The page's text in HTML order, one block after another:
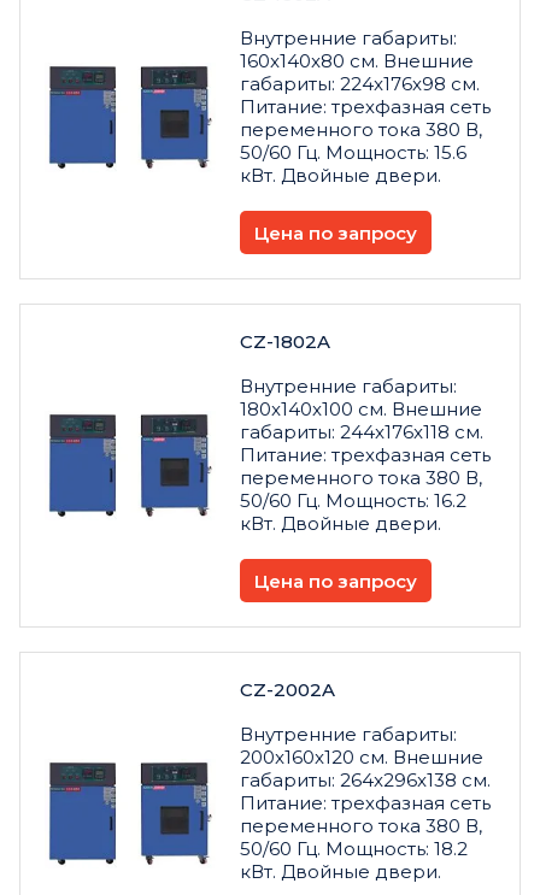
Внутренние габариты:
160x140x80 см. Внешние
габариты: 224x176x98 см.
Питание: трехфазная сеть
переменного тока 380 В,
50/60 Гц. Мощность: 15.6
кВт. Двойные двери.
Цена по запросу
CZ-1802A
Внутренние габариты:
180x140x100 см. Внешние
габариты: 244x176x118 см.
Питание: трехфазная сеть
переменного тока 380 В,
50/60 Гц. Мощность: 16.2
кВт. Двойные двери.
Цена по запросу
CZ-2002A
Внутренние габариты:
200x160x120 см. Внешние
габариты: 264x296x138 см.
Питание: трехфазная сеть
переменного тока 380 В,
50/60 Гц. Мощность: 18.2
кВт. Двойные двери.